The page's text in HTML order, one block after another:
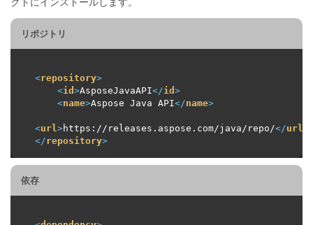
リポジトリ
<repository>
<id >AsposeJavaAPI</id >
<name>Aspose Java API</name>
<url >https://releases.aspose.com/java/repo/</url
</repository>
依存